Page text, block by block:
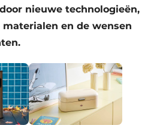
nieuwe technologieën,
en de wensen